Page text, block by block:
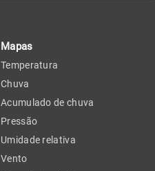
Mapas
Temperatura
Chuva
Acumulado de chuva
Pressão
Umidade relativa
Vento